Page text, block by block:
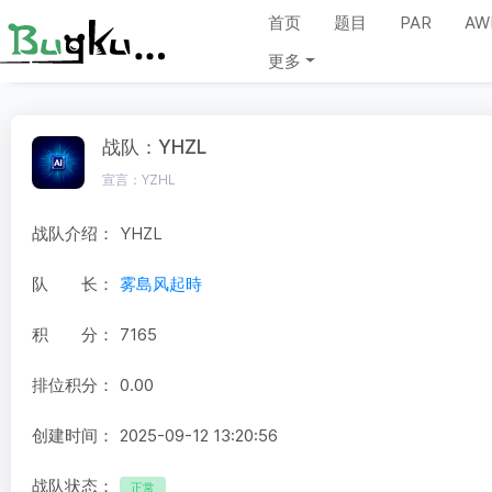
首页 题目 PAR
更多
战队：YHZL
宣言：YZHL
战队介绍： YHZL
队 长： 雾島风起時
积 分： 7165
排位积分： 0.00
创建时间： 2025-09-12 13:20:56
战队状态： 正常